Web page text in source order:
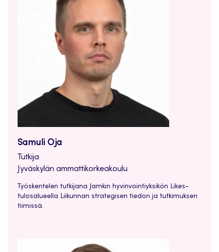
Samuli Oja
Tutkija
Jyväskylän ammattikorkeakoulu
Työskentelen tutkijana Jamkin hyvinvointiyksikön Likes-
tulosalueella Liikunnan strategisen tiedon ja tutkimuksen
tiimissä.